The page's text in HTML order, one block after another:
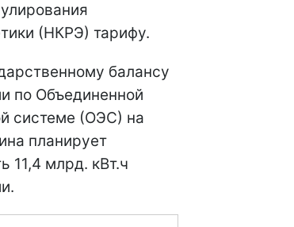
(НКРЭ) тарифу.
балансу
по Объединенной
системе (ОЭС) на
планирует
11,4 млрд. кВт.ч